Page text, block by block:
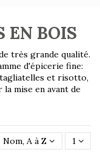
EN BOIS
très grande qualité.
d'épicerie fine:
et risotto,
mise en avant de
Nom, A à Z 1